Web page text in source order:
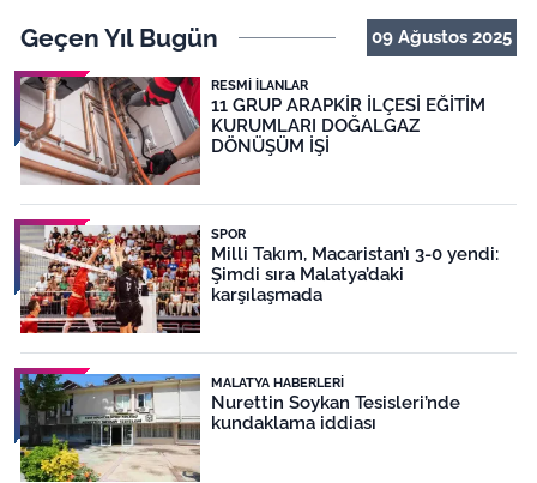
Geçen Yıl Bugün 09 Ağustos 2025
RESMI İLANLAR
11 GRUP ARAPKİR İLÇESİ EĞİTİM
KURUMLARI DOĞALGAZ
DÖNÜŞÜM İŞİ
SPOR
Milli Takım, Macaristan’ı 3-0 yendi:
Şimdi sıra Malatya’daki
karşılaşmada
MALATYA HABERLERI
Nurettin Soykan Tesisleri’nde
kundaklama iddiası